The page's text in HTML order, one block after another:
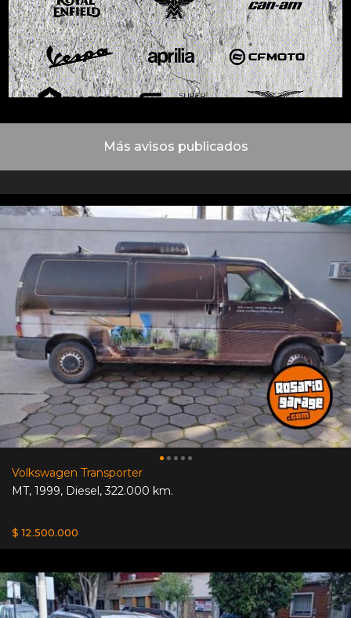
Más avisos publicados
Volkswagen Transporter
MT, 1999, Diesel,322.000 km.
$ 12.500.000